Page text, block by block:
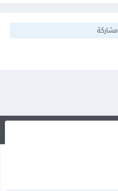
مشاركة